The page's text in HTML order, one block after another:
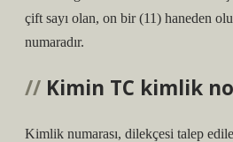
çift sayı olan, on bir (11) haneden
numaradır.
Kimin TC kimlik
Kimlik numarası, dilekçesi talep